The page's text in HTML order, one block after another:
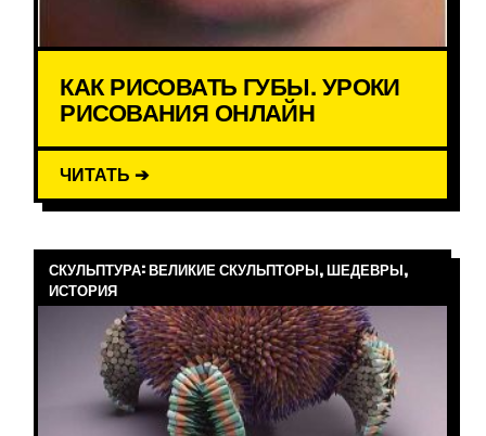
КАК РИСОВАТЬ ГУБЫ. УРОКИ
РИСОВАНИЯ ОНЛАЙН
ЧИТАТЬ ➔
СКУЛЬПТУРА: ВЕЛИКИЕ СКУЛЬПТОРЫ, ШЕДЕВРЫ,
ИСТОРИЯ